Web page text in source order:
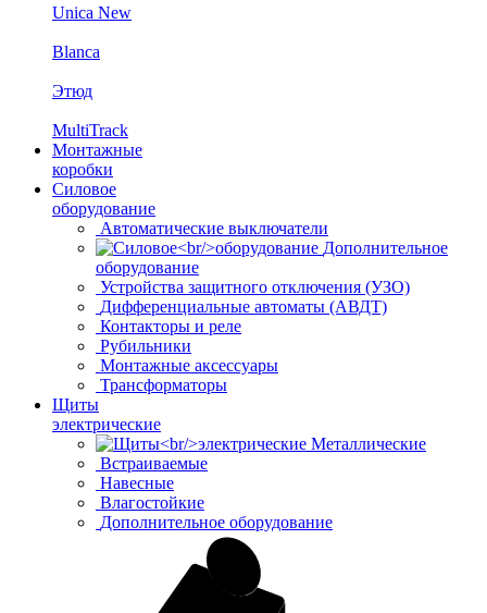
Unica New
Blanca
Этюд
MultiTrack
Монтажные
коробки
Силовое
оборудование
Автоматические выключатели
Дополнительное
оборудование
Устройства защитного отключения (УЗО)
Дифференциальные автоматы (АВДТ)
Контакторы и реле
Рубильники
Монтажные аксессуары
Трансформаторы
Щиты
электрические
Металлические
Встраиваемые
Навесные
Влагостойкие
Дополнительное оборудование